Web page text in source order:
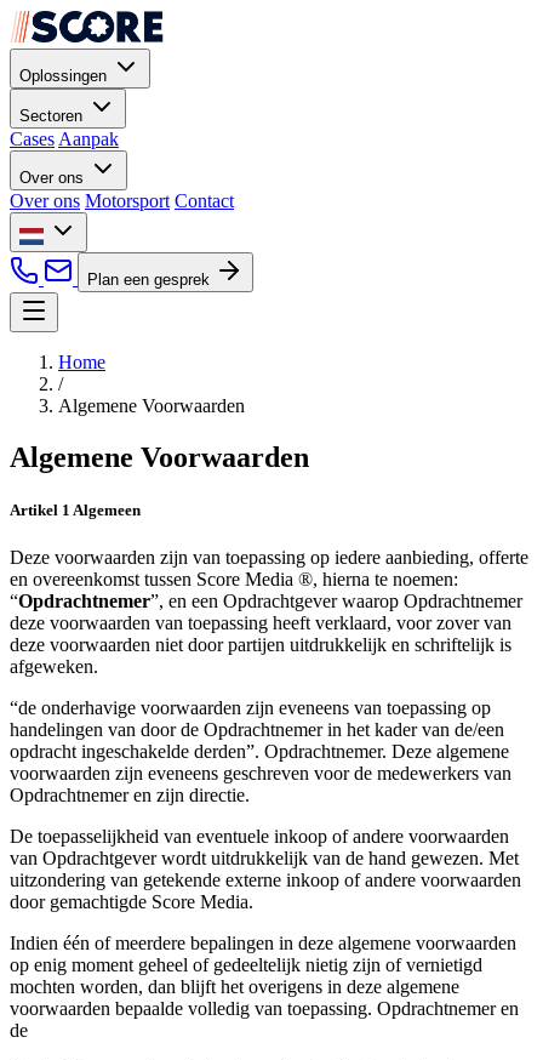
Oplossingen
Sectoren
Cases Aanpak
Over ons
Over ons Motorsport Contact
Plan een gesprek
Home
/
Algemene Voorwaarden
Algemene Voorwaarden
Artikel 1 Algemeen
Deze voorwaarden zijn van toepassing op iedere aanbieding, offerte
en overeenkomst tussen Score Media ®, hierna te noemen:
“Opdrachtnemer”, en een Opdrachtgever waarop Opdrachtnemer
deze voorwaarden van toepassing heeft verklaard, voor zover van
deze voorwaarden niet door partijen uitdrukkelijk en schriftelijk is
afgeweken.
“de onderhavige voorwaarden zijn eveneens van toepassing op
handelingen van door de Opdrachtnemer in het kader van de/een
opdracht ingeschakelde derden”. Opdrachtnemer. Deze algemene
voorwaarden zijn eveneens geschreven voor de medewerkers van
Opdrachtnemer en zijn directie.
De toepasselijkheid van eventuele inkoop of andere voorwaarden
van Opdrachtgever wordt uitdrukkelijk van de hand gewezen. Met
uitzondering van getekende externe inkoop of andere voorwaarden
door gemachtigde Score Media.
Indien één of meerdere bepalingen in deze algemene voorwaarden
op enig moment geheel of gedeeltelijk nietig zijn of vernietigd
mochten worden, dan blijft het overigens in deze algemene
voorwaarden bepaalde volledig van toepassing. Opdrachtnemer en
de